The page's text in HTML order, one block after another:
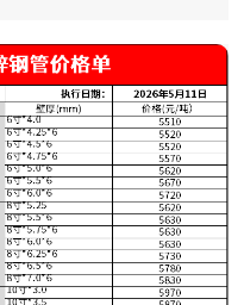
格表20260511